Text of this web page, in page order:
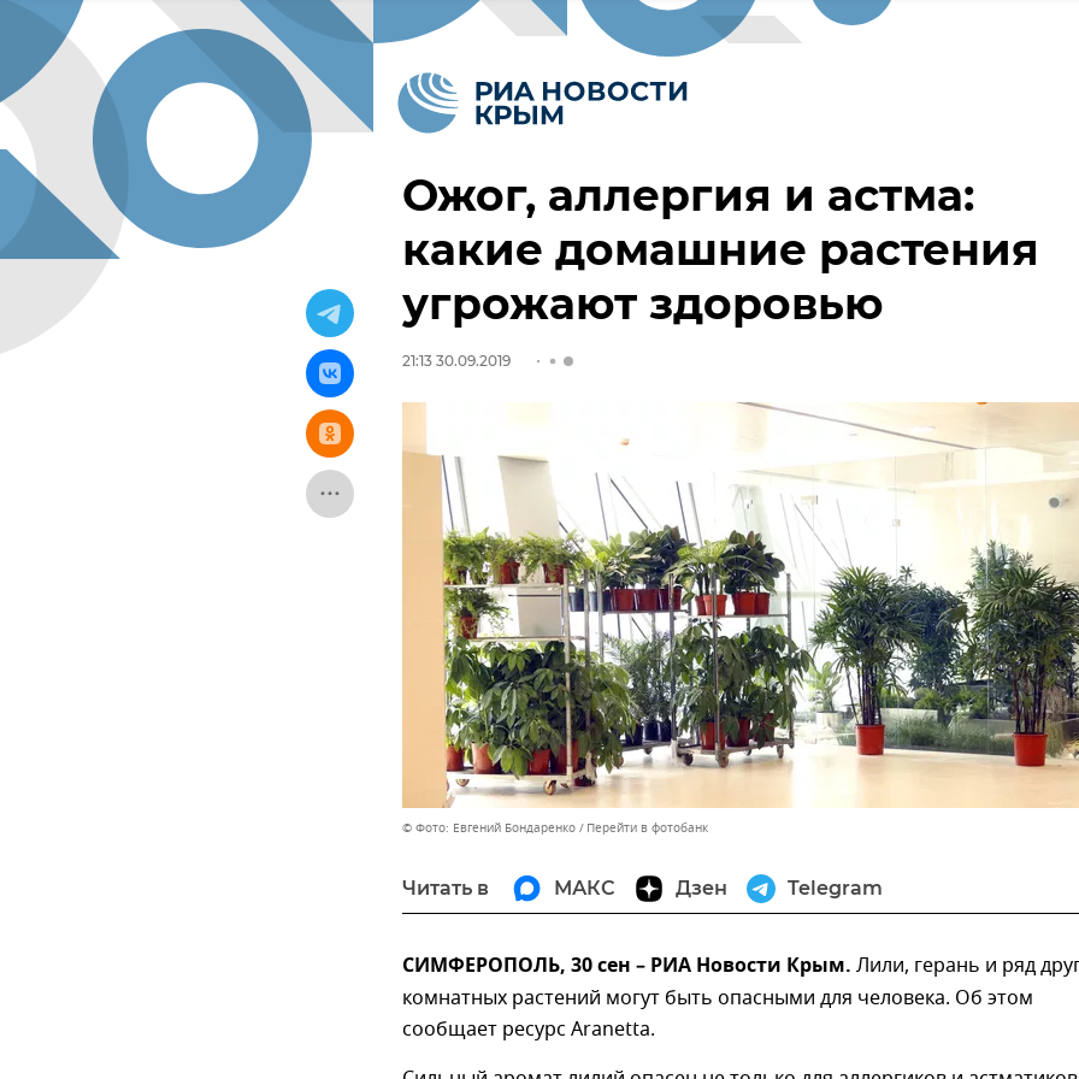
Ожог, аллергия и астма:
какие домашние растения
угрожают здоровью
21:13 30.09.2019
© Фото: Евгений Бондаренко Перейти в фотобанк
Читать в МАКС Дзен Telegram
СИМФЕРОПОЛЬ, 30 сен – РИА Новости Крым. Лили, герань и ряд
комнатных растений могут быть опасными для человека. Об этом
сообщает ресурс Aranetta.